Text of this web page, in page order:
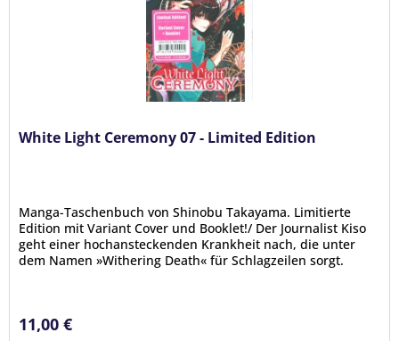
White Light Ceremony 07 - Limited Edition
Manga-Taschenbuch von Shinobu Takayama. Limitierte
Edition mit Variant Cover und Booklet!/ Der Journalist Kiso
geht einer hochansteckenden Krankheit nach, die unter
dem Namen »Withering Death« für Schlagzeilen sorgt.
11,00 €